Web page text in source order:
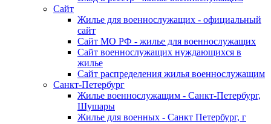
Сайт
Жилье для военнослужащих - официальный
сайт
Сайт МО РФ - жилье для военнослужащих
Сайт военнослужащих нуждающихся в
жилье
Сайт распределения жилья военнослужащим
Санкт-Петербург
Жилье военнослужащим - Санкт-Петербург,
Шушары
Жилье для военных - Санкт Петербург, г